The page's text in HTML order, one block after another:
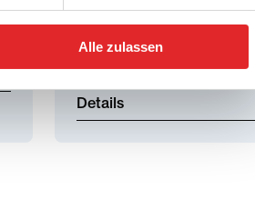
Alle zulassen
„Einblicke in die Zukunft
perfekte Finale der
Details